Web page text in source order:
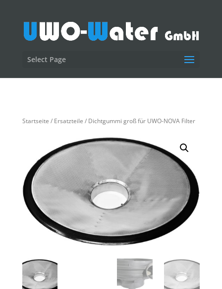
Select Page
Startseite / Ersatzteile / Dichtgummi groß für UWO-NOVA Filter